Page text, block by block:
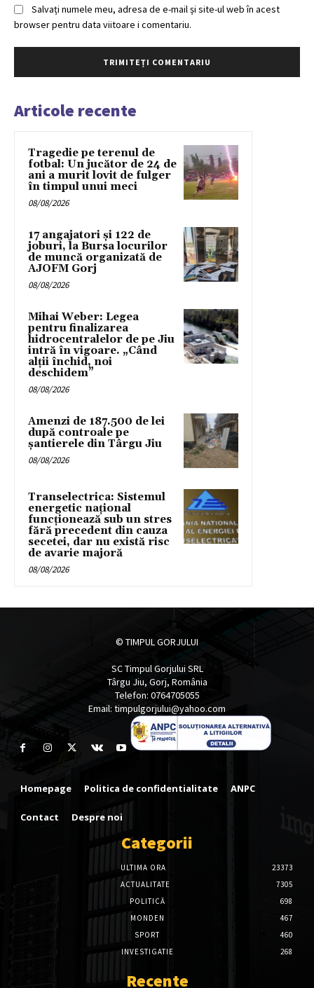
Salvați numele meu, adresa de e-mail și site-ul web în acest
browser pentru data viitoare i comentariu.
Articole recente
Tragedie pe terenul de
fotbal: Un jucător de 24 de
ani a murit lovit de fulger
în timpul unui meci
08/08/2026
17 angajatori și 122 de
joburi, la Bursa locurilor
de muncă organizată de
AJOFM Gorj
08/08/2026
Mihai Weber: Legea
pentru finalizarea
hidrocentralelor de pe Jiu
intră în vigoare. „Când
alții închid, noi
deschidem”
08/08/2026
Amenzi de 187.500 de lei
după controale pe
șantierele din Târgu Jiu
08/08/2026
Transelectrica: Sistemul
energetic național
funcționează sub un stres
fără precedent din cauza
secetei, dar nu există risc
de avarie majoră
08/08/2026
© TIMPUL GORJULUI
SC Timpul Gorjului SRL
Târgu Jiu, Gorj, România
Telefon: 0764705055
Email: timpulgorjului@yahoo.com
Homepage Politica de confidentialitate ANPC
Contact Despre noi
Categorii
ULTIMA ORA
23373
ACTUALITATE
7305
POLITICĂ
698
MONDEN
467
SPORT
460
INVESTIGATIE
268
Recente